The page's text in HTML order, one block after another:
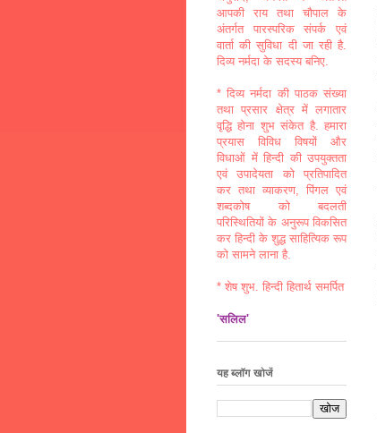
आपकी राय तथा चौपाल के
अंतर्गत पारस्परिक संपर्क एवं
वार्ता की सुविधा दी जा रही है.
दिव्य नर्मदा के सदस्य बनिए.
* दिव्य नर्मदा की पाठक संख्या
तथा प्रसार क्षेत्र में लगातार
वृद्धि होना शुभ संकेत है. हमारा
प्रयास विविध विषयों और
विधाओं में हिन्दी की उपयुक्तता
एवं उपादेयता को प्रतिपादित
कर तथा व्याकरण, पिंगल एवं
शब्दकोष को बदलती
परिस्थितियों के अनुरूप विकसित
कर हिन्दी के शुद्ध साहित्यिक रूप
को सामने लाना है.
* शेष शुभ. हिन्दी हितार्थ समर्पित
'सलिल'
यह ब्लॉग खोजें